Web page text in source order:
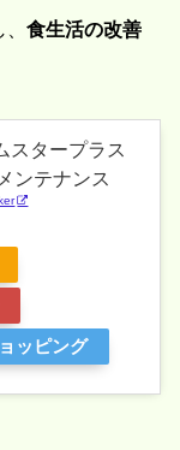
、食生活の改善
スタープラス
ンテナンス
ッピング